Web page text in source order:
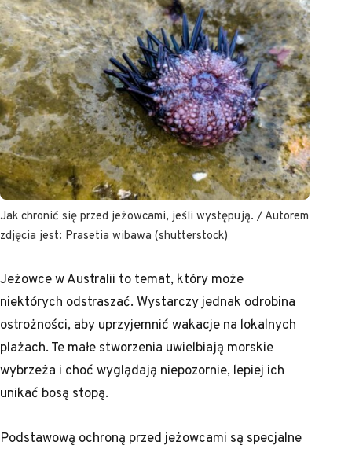
Jak chronić się przed jeżowcami, jeśli występują. / Autorem
zdjęcia jest: Prasetia wibawa (shutterstock)
Jeżowce w Australii to temat, który może
niektórych odstraszać. Wystarczy jednak odrobina
ostrożności, aby uprzyjemnić wakacje na lokalnych
plażach. Te małe stworzenia uwielbiają morskie
wybrzeża i choć wyglądają niepozornie, lepiej ich
unikać bosą stopą.
Podstawową ochroną przed jeżowcami są specjalne